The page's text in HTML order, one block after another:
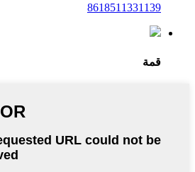
8618511331139
قمة